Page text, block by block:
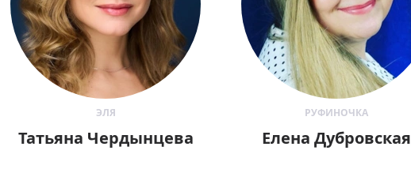
ЭЛЯ
Татьяна Чердынцева
РУФИНОЧКА
Елена Дубровская